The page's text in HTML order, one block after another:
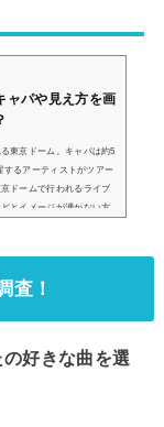
ャパや見え方を画
東京ドーム。キャパは約5
するアーティストがツアー
ドームで行われるライブ
とイメージが湧かない方
査！
好きな曲を選